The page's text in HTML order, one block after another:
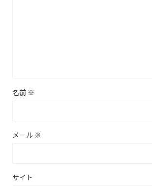
名前 ※
メール ※
サイト